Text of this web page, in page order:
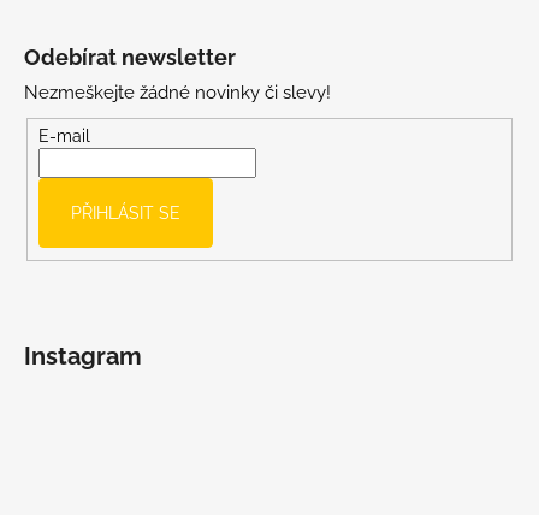
Odebírat newsletter
Nezmeškejte žádné novinky či slevy!
E-mail
PŘIHLÁSIT SE
Instagram